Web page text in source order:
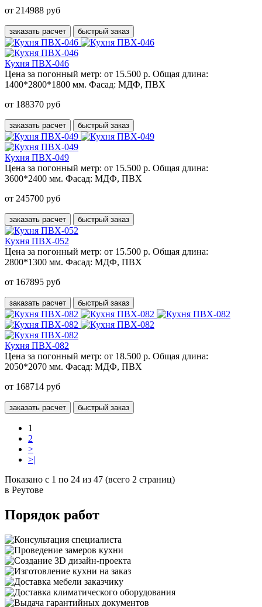
от 214988 руб
заказать расчет быстрый заказ
Кухня ПВХ-046
Цена за погонный метр: от 15.500 р. Общая длина:
1400*2800*1800 мм. Фасад: МДФ, ПВХ
от 188370 руб
заказать расчет быстрый заказ
Кухня ПВХ-049
Цена за погонный метр: от 15.500 р. Общая длина:
3600*2400 мм. Фасад: МДФ, ПВХ
от 245700 руб
заказать расчет быстрый заказ
Кухня ПВХ-052
Цена за погонный метр: от 15.500 р. Общая длина:
2800*1300 мм. Фасад: МДФ, ПВХ
от 167895 руб
заказать расчет быстрый заказ
Кухня ПВХ-082
Цена за погонный метр: от 18.500 р. Общая длина:
2050*2070 мм. Фасад: МДФ, ПВХ
от 168714 руб
заказать расчет быстрый заказ
1
2
>
>|
Показано с 1 по 24 из 47 (всего 2 страниц)
в Реутове
Порядок работ